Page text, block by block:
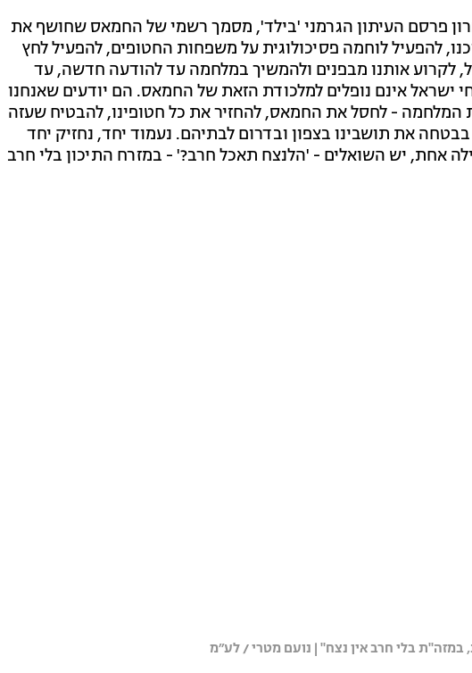
פרסם העיתון הגרמני 'בילד', מסמך רשמי של החמאס שחושף את
להפעיל לוחמה פסיכולוגית על משפחות החטופים, להפעיל לחץ
לקרוע אותנו מבפנים ולהמשיך במלחמה עד להודעה חדשה, עד
ישראל אינם נופלים למלכודת הזאת של החמאס. הם יודעים שאנחנו
המלחמה - לחסל את החמאס, להחזיר את כל חטופינו, להבטיח שעזה
את תושבינו בצפון ובדרום לבתיהם. נעמוד יחד, נחזיק יחד
אחת, יש השואלים - 'הלנצח תאכל חרב?' - במזרח התיכון בלי חרב
במזה"ת בלי חרב אין נצח" | נועם מטרי / לע״מ